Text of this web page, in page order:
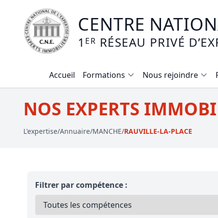
CENTRE
1 ER RÉSEAU PRIVÉ
Accueil
Formations
Formation expertise immobilière /
Expertise local commercial
Mise en copropriété
Expertise terrains agricoles,
Nous rejoindre
NOS EXPERTS
L'expertise/Annuaire/MANCHE/RAUVILLE-LA-PLACE
Filtrer par compétence :